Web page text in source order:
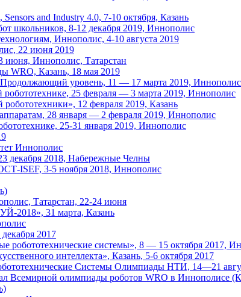
and Industry 4.0, 7-10 октября, Казань
школьников, 8-12 декабря 2019, Иннополис
Иннополис, 4-10 августа 2019
22 июня 2019
июня, Иннополис, Татарстан
WRO, Казань, 18 мая 2019
уровень, 11 — 17 марта 2019, Иннополис
25 февраля — 3 марта 2019, Иннополис
12 февраля 2019, Казань
28 января — 2 февраля 2019, Иннополис
25-31 января 2019, Иннополис
Иннополис
декабря 2018, Набережные Челны
ISEF, 3-5 ноября 2018, Иннополис
Татарстан, 22-24 июня
2018», 31 марта, Казань
2017
системы», 8 — 15 октября 2017,
интеллекта», Казань, 5-6 октября 2017
Системы Олимпиады НТИ, 14—21
Всемирной олимпиады роботов WRO в Иннополисе